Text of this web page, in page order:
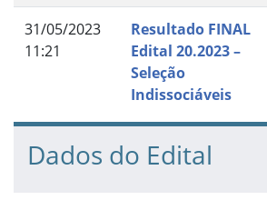
31/05/2023
11:21
Resultado FINAL
Edital 20.2023 –
Seleção
Indissociáveis
Dados do Edital